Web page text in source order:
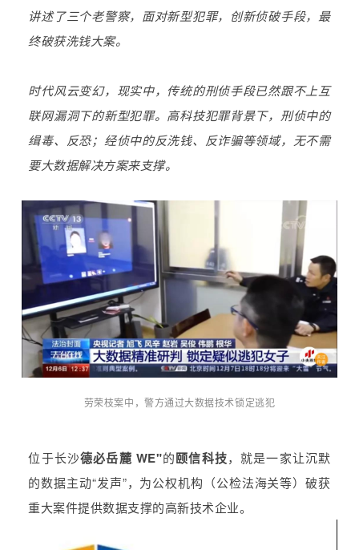
讲述了三个老警察，面对新型犯罪，创新侦破手段，最
终破获洗钱大案。
时代风云变幻，现实中，传统的刑侦手段已然跟不上互
联网漏洞下的新型犯罪。高科技犯罪背景下，刑侦中的
缉毒、反恐；经侦中的反洗钱、反诈骗等领域，无不需
要大数据解决方案来支撑。
劳荣枝案中，警方通过大数据技术锁定逃犯
位于长沙德必岳麓 WE"的颐信科技，就是一家让沉默
的数据主动“发声”，为公权机构 （公检法海关等）破获
重大案件提供数据支撑的高新技术企业。